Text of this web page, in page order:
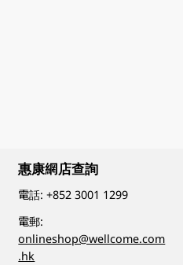
惠康網店查詢
電話:+852 3001 1299
電郵:
onlineshop@wellcome.com
.hk